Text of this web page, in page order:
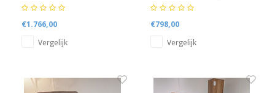
€1.766,00
Vergelijk
€798,00
Vergelijk